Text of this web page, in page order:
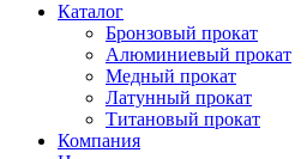
Каталог
Бронзовый прокат
Алюминиевый прокат
Медный прокат
Латунный прокат
Титановый прокат
Компания